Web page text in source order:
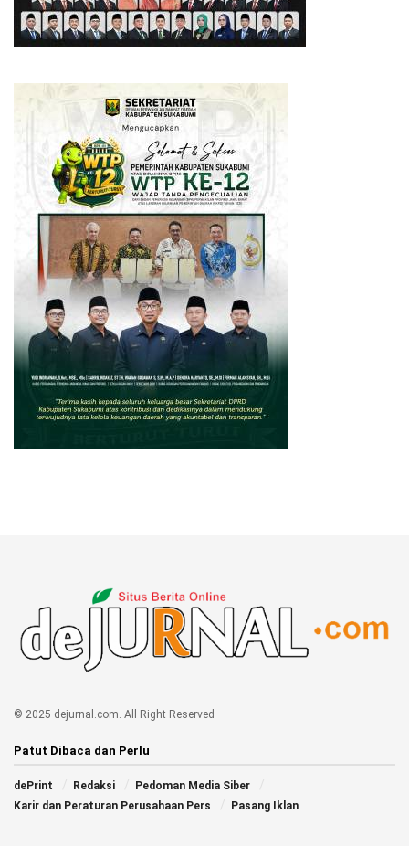
© 2025 dejurnal.com. All Right Reserved
Patut Dibaca dan Perlu
dePrint Redaksi
Pedoman Media Siber
Karir dan Peraturan Perusahaan Pers
Pasang Iklan